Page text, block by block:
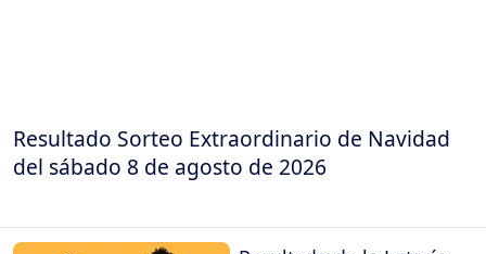
Resultado Sorteo Extraordinario de Navidad
del sábado 8 de agosto de 2026